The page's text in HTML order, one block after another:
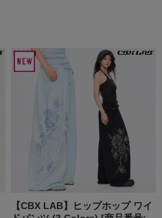
【CBX LAB】ヒップホップ ワイ